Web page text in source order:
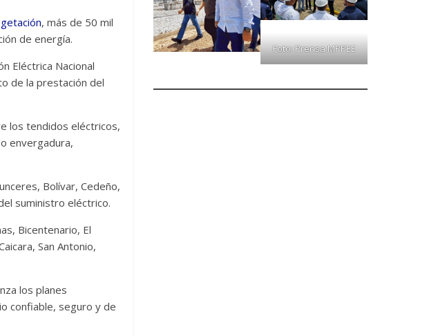
, más de 50 mil
de energía.
Eléctrica Nacional
de la prestación del
los tendidos eléctricos,
envergadura,
Bolívar, Cedeño,
suministro eléctrico.
Bicentenario, El
San Antonio,
los planes
confiable, seguro y de
Foto: Prensa MPPEE